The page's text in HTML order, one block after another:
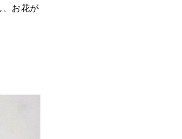
、お花が